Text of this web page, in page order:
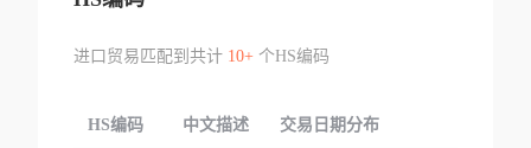
进口贸易匹配到共计 10+个HS编码
HS编码 中文描述 交易日期分布